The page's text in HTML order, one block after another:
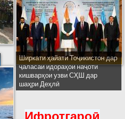
Ширкати ҳайати Тоҷикистон дар
ҷаласаи идораҳои наҷоти
кишварҳои узви СҲШ дар
шаҳри Деҳлӣ